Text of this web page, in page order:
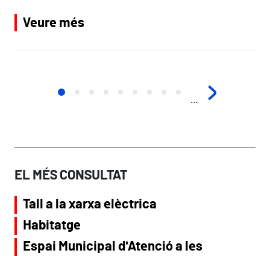
Veure més
Paginació
…
EL MÉS CONSULTAT
Tall a la xarxa elèctrica
Habitatge
Espai Municipal d'Atenció a les